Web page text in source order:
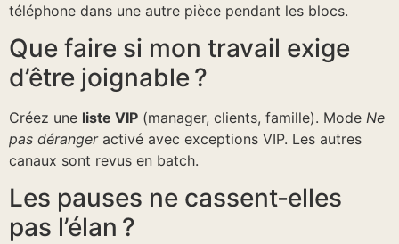
téléphone dans une autre pièce pendant les blocs.
Que faire si mon travail exige
d’être joignable ?
Créez une liste VIP (manager, clients, famille). Mode Ne
pas dérangeractivé avec exceptions VIP. Les autres
canaux sont revus en batch.
Les pauses ne cassent‑elles
pas l’élan ?